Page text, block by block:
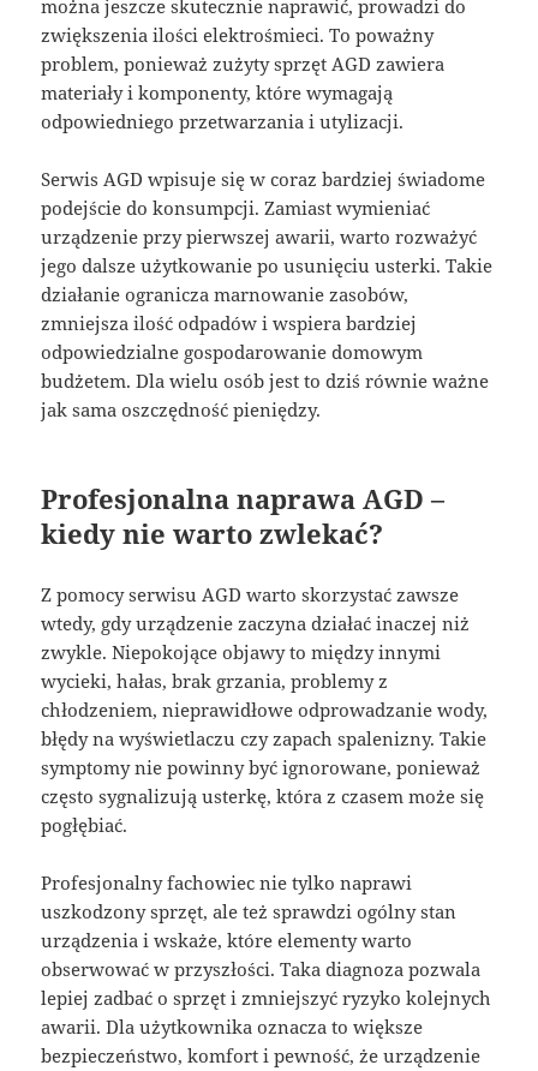
można jeszcze skutecznie naprawić, prowadzi do
zwiększenia ilości elektrośmieci. To poważny
problem, ponieważ zużyty sprzęt AGD zawiera
materiały i komponenty, które wymagają
odpowiedniego przetwarzania i utylizacji.
Serwis AGD wpisuje się w coraz bardziej świadome
podejście do konsumpcji. Zamiast wymieniać
urządzenie przy pierwszej awarii, warto rozważyć
jego dalsze użytkowanie po usunięciu usterki. Takie
działanie ogranicza marnowanie zasobów,
zmniejsza ilość odpadów i wspiera bardziej
odpowiedzialne gospodarowanie domowym
budżetem. Dla wielu osób jest to dziś równie ważne
jak sama oszczędność pieniędzy.
Profesjonalna naprawa AGD –
kiedy nie warto zwlekać?
Z pomocy serwisu AGD warto skorzystać zawsze
wtedy, gdy urządzenie zaczyna działać inaczej niż
zwykle. Niepokojące objawy to między innymi
wycieki, hałas, brak grzania, problemy z
chłodzeniem, nieprawidłowe odprowadzanie wody,
błędy na wyświetlaczu czy zapach spalenizny. Takie
symptomy nie powinny być ignorowane, ponieważ
często sygnalizują usterkę, która z czasem może się
pogłębiać.
Profesjonalny fachowiec nie tylko naprawi
uszkodzony sprzęt, ale też sprawdzi ogólny stan
urządzenia i wskaże, które elementy warto
obserwować w przyszłości. Taka diagnoza pozwala
lepiej zadbać o sprzęt i zmniejszyć ryzyko kolejnych
awarii. Dla użytkownika oznacza to większe
bezpieczeństwo, komfort i pewność, że urządzenie